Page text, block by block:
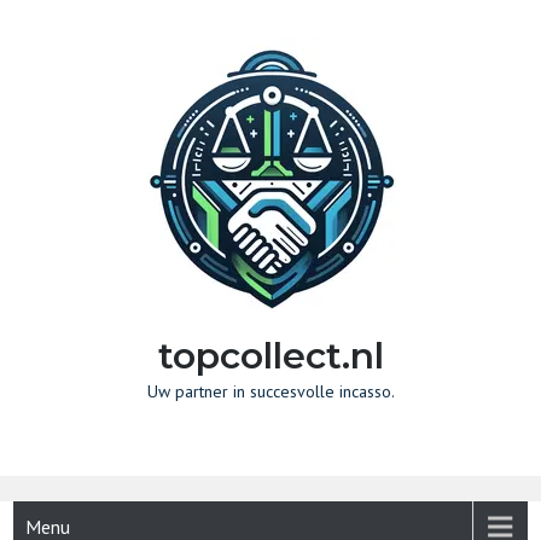
topcollect.nl
Uw partner in succesvolle incasso.
Menu